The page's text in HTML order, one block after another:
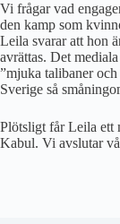
Vi frågar vad
den kamp som
Leila svarar att hon
avrättas. Det
”mjuka talibaner
Sverige så
Plötsligt får Leila ett
Kabul. Vi avslutar